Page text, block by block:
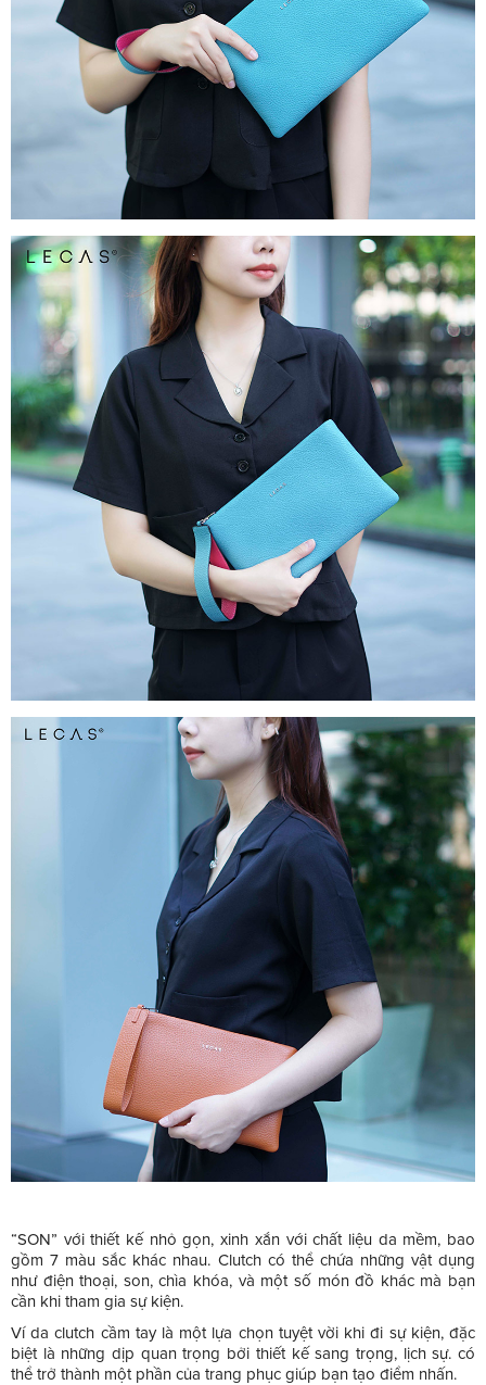
“SON” với thiết kế nhỏ gọn, xinh xắn với chất liệu da mềm, bao
gồm 7 màu sắc khác nhau. Clutch có thể chứa những vật dụng
như điện thoại, son, chìa khóa, và một số món đồ khác mà bạn
cần khi tham gia sự kiện.
Ví da clutch cầm tay là một lựa chọn tuyệt vời khi đi sự kiện, đặc
biệt là những dịp quan trọng bởi thiết kế sang trọng, lịch sự. có
thể trở thành một phần của trang phục giúp bạn tạo điểm nhấn.